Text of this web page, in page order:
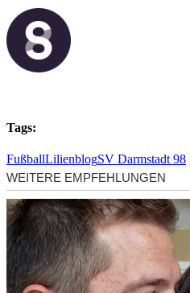
Tags:
FußballLilienblogSV Darmstadt 98